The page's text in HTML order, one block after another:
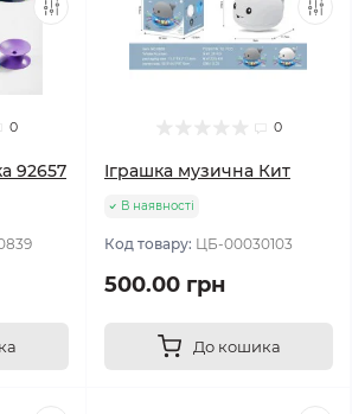
0
92657
0
Іграшка музична Кит
В наявності
Код товару: ЦБ-00030103
500.00 грн
До кошика